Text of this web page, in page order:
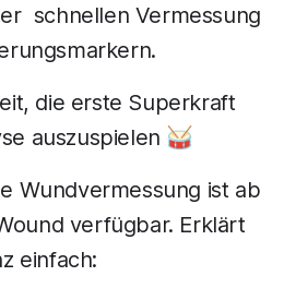
schnellen Vermessung
die erste Superkraft
auszuspielen 🥁
Wundvermessung ist ab
verfügbar. Erklärt
einfach: